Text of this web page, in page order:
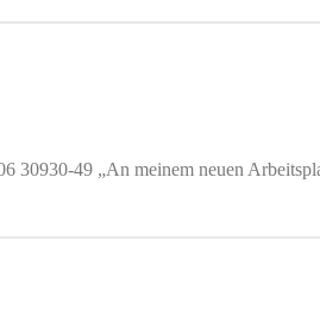
30930-49 „An meinem neuen